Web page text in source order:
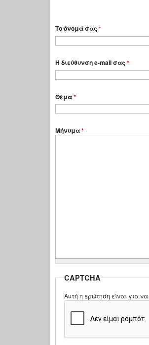
Το όνομά σας*
Η διεύθυνση e-mail σας*
Θέμα*
Μήνυμα*
CAPTCHA
Αυτή η ερώτηση είναι για